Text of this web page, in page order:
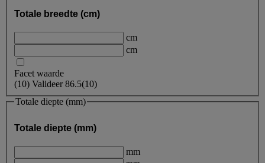
Totale breedte (cm)
cm
cm
Facet waarde
(10) Valideer86.5(10)
Totale diepte (mm)
Totale diepte (mm)
mm